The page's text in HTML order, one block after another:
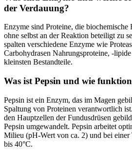
der Verdauung?
Enzyme sind Proteine, die biochemische
ohne selbst an der Reaktion beteiligt zu
spalten verschiedene Enzyme wie
Carbohydrasen Nahrungsproteine, -
kleinsten Bestandteile.
Was ist Pepsin und wie
Pepsin ist ein Enzym, das im Magen
Spaltung von Proteinen verantwortlich
den Hauptzellen der Fundusdrüsen
Pepsin umgewandelt. Pepsin arbeitet
Milieu (pH-Wert von ca. 2) und bei einer
bis 40°C.